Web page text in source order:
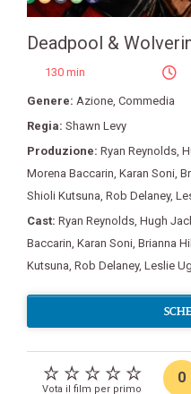
Deadpool &
130 min
Genere: Azione, Commedia
Regia: Shawn Levy
Produzione: Ryan Reynolds,
Morena Baccarin, Karan Soni,
Shioli Kutsuna, Rob Delaney,
Cast: Ryan Reynolds, Hugh
Baccarin, Karan Soni, Brianna
Kutsuna, Rob Delaney, Leslie
Vota il film per primo
0